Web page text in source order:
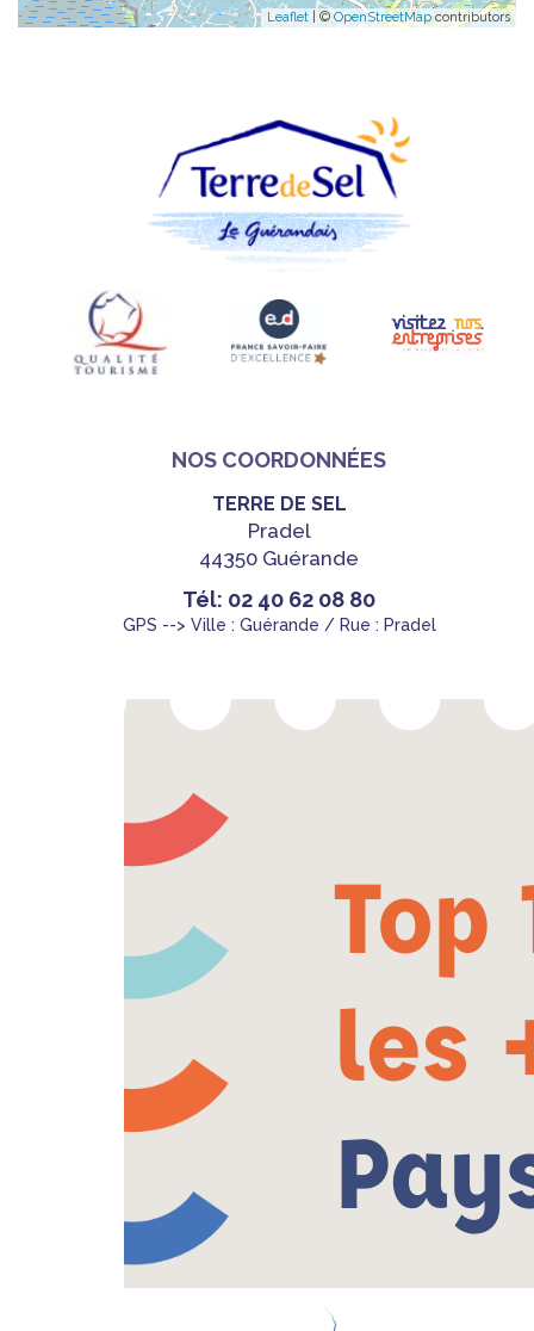
Leaflet | © OpenStreetMapcontributors
NOS COORDONNÉES
TERRE DE SEL
Pradel
44350 Guérande
Tél: 02 40 62 08 80
GPS --> Ville : Guérande / Rue : Pradel